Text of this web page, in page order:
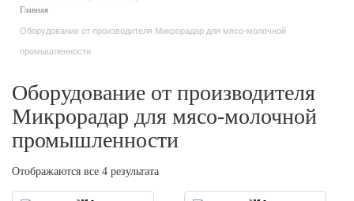
Оборудование от производителя Микрорадар для мясо-молочной
промышленности
Оборудование от производителя
Микрорадар для мясо-молочной
промышленности
Отображаются все 4 результата